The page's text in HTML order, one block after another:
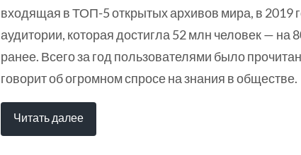
входящая в ТОП-5 открытых архивов мира, в 2019
аудитории, которая достигла 52 млн человек — на
ранее. Всего за год пользователями было
говорит об огромном спросе на знания в обществе.
Читать далее